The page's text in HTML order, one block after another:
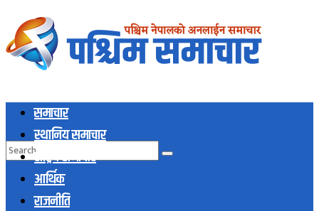
समाचार
स्थानिय समाचार
राष्ट्रिय समाचार
आर्थिक
राजनीति